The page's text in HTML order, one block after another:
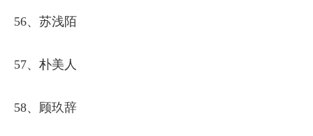
56、苏浅陌
57、朴美人
58、顾玖辞